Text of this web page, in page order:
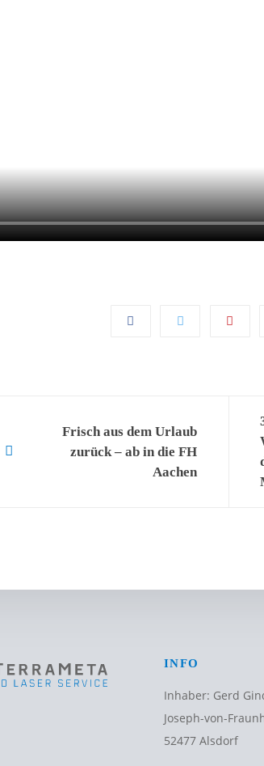
navigation
Frisch aus dem Urlaub
zurück – ab in die FH
Aachen
INFO
Inhaber: Gerd
Joseph-von-
52477 Alsdorf